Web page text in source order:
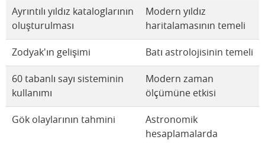
Ayrıntılı yıldız kataloglarının
oluşturulması
Modern yıldız
haritalamasının temeli
Zodyak'ın gelişimi Batı astrolojisinin temeli
60 tabanlı sayı sisteminin
kullanımı
Modern zaman
ölçümüne etkisi
Gök olaylarının tahmini
Astronomik
hesaplamalarda